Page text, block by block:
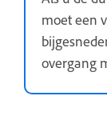
moet een
overgang